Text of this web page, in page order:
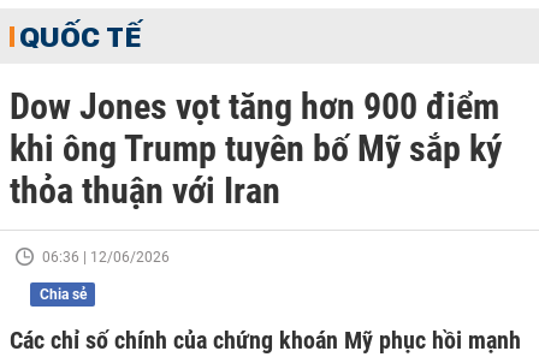
QUỐC TẾ
Dow Jones vọt tăng hơn 900 điểm
khi ông Trump tuyên bố Mỹ sắp ký
thỏa thuận với Iran
06:36 | 12/06/2026
Chia sẻ
Các chỉ số chính của chứng khoán Mỹ phục hồi mạnh